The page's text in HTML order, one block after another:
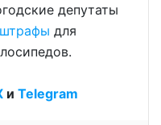
депутаты
для
и Telegram